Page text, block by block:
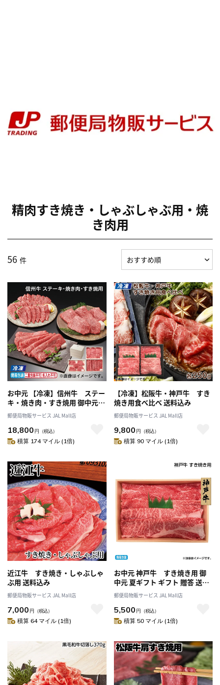
精肉すき焼き・しゃぶしゃぶ用・焼
き肉用
56 件
お中元 【冷凍】信州牛 ステー
キ・焼き肉・すき焼用 御中元
夏ギフト ギフト 贈答 プレゼン
ト 送料込み
郵便局物販サービス JAL Mall店
18,800 円 （税込）
積算 174 マイル (1倍)
【冷凍】松阪牛・神戸牛 すき
焼き用食べ比べ 送料込み
郵便局物販サービス JAL Mall店
9,800 円 （税込）
積算 90 マイル (1倍)
近江牛 すき焼き・しゃぶしゃ
ぶ用 送料込み
郵便局物販サービス JAL Mall店
7,000 円 （税込）
積算 64 マイル (1倍)
お中元 神戸牛 すき焼き用 御
中元 夏ギフト ギフト 贈答 送料
込み
郵便局物販サービス JAL Mall店
5,500 円 （税込）
積算 50 マイル (1倍)